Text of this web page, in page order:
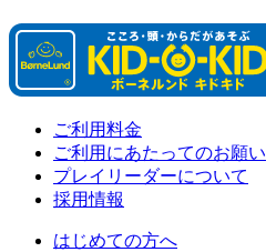
ご利用料金
ご利用にあたってのお願い
プレイリーダーについて
採用情報
はじめての方へ